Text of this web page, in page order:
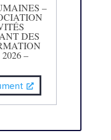
–
DES
–